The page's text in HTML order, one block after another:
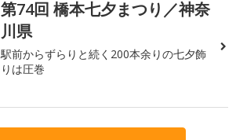
第74回 橋本七夕まつり／神奈
川県
駅前からずらりと続く200本余りの七夕飾
りは圧巻